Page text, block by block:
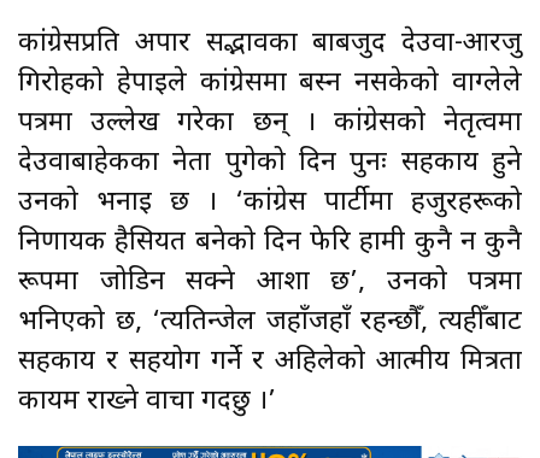
कांग्रेसप्रति अपार सद्भावका बाबजुद देउवा-आरजु
गिरोहको हेपाइले कांग्रेसमा बस्न नसकेको वाग्लेले
पत्रमा उल्लेख गरेका छन् । कांग्रेसको नेतृत्वमा
देउवाबाहेकका नेता पुगेको दिन पुनः सहकार्य हुने
उनको भनाइ छ । ‘कांग्रेस पार्टीमा हजुरहरूको
निर्णायक हैसियत बनेको दिन फेरि हामी कुनै न कुनै
रूपमा जोडिन सक्ने आशा छ’, उनको पत्रमा
भनिएको छ, ‘त्यतिन्जेल जहाँजहाँ रहन्छौँ, त्यहीँबाट
सहकार्य र सहयोग गर्ने र अहिलेको आत्मीय मित्रता
कायम राख्ने वाचा गर्दछु ।’